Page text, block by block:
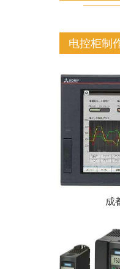
电控柜制
成